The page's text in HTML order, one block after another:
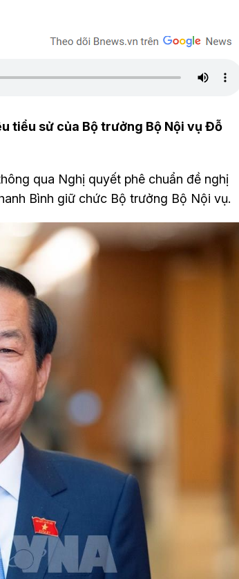
tiểu sử của Bộ trưởng Bộ Nội vụ Đỗ
qua Nghị quyết phê chuẩn đề nghị
Bình giữ chức Bộ trưởng Bộ Nội vụ.